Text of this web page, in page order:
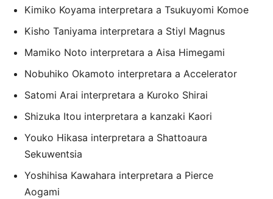
Kimiko Koyama interpretara a Tsukuyomi Komoe
Kisho Taniyama interpretara a Stiyl Magnus
Mamiko Noto interpretara a Aisa Himegami
Nobuhiko Okamoto interpretara a Accelerator
Satomi Arai interpretara a Kuroko Shirai
Shizuka Itou interpretara a kanzaki Kaori
Youko Hikasa interpretara a Shattoaura
Sekuwentsia
Yoshihisa Kawahara interpretara a Pierce
Aogami